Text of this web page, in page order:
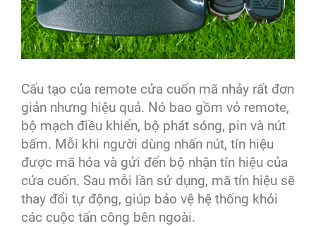
Cấu tạo của remote cửa cuốn mã nhảy rất đơn
giản nhưng hiệu quả. Nó bao gồm vỏ remote,
bộ mạch điều khiển, bộ phát sóng, pin và nút
bấm. Mỗi khi người dùng nhấn nút, tín hiệu
được mã hóa và gửi đến bộ nhận tín hiệu của
cửa cuốn. Sau mỗi lần sử dụng, mã tín hiệu sẽ
thay đổi tự động, giúp bảo vệ hệ thống khỏi
các cuộc tấn công bên ngoài.